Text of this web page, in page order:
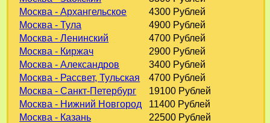
Москва - Архангельское
4300 Рублей
Москва - Тула
4900 Рублей
Москва - Ленинский
4700 Рублей
Москва - Киржач
2900 Рублей
Москва - Александров
3400 Рублей
Москва - Рассвет, Тульская
4700 Рублей
Москва - Санкт-Петербург
19100 Рублей
Москва - Нижний Новгород
11400 Рублей
Москва - Казань
22500 Рублей